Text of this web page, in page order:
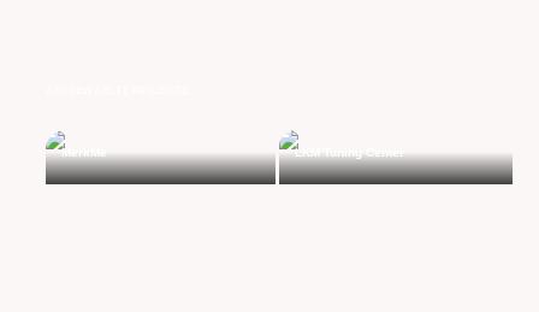
MerkMe LKM Tuning Center